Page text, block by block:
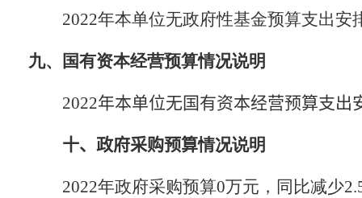
2022年本单位无政府性基金预算支出安
九、国有资本经营预算情况说明
2022年本单位无国有资本经营预算支出
十、政府采购预算情况说明
2022年政府采购预算0万元，同比减少